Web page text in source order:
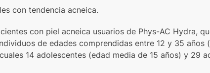
con tendencia acneica.
con piel acneica usuarios de Phys-AC Hydra,
de edades comprendidas entre 12 y 35 años
14 adolescentes (edad media de 15 años) y 29